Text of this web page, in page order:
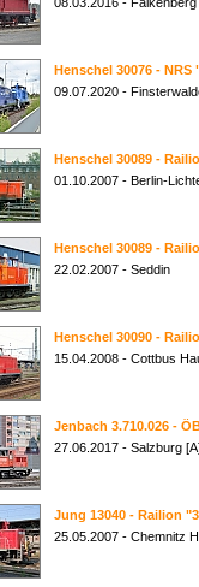
Henschel 30076 - NRS
09.07.2020 -
Henschel 30089 -
01.10.2007 - Berlin-
Henschel 30089 -
22.02.2007 - Seddin
Henschel 30090 -
15.04.2008 - Cottbus
Jenbach 3.710.026 -
27.06.2017 - Salzburg
Jung 13040 - Railion
25.05.2007 - Chemnitz